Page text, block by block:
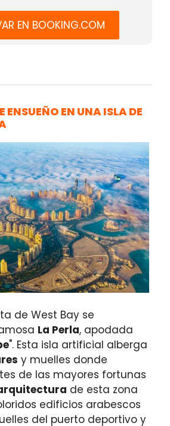
EN BOOKING.COM
ENSUEÑO EN UNA ISLA DE
de West Bay se
La Perla, apodada
". Esta isla artificial alberga
y muelles donde
de las mayores fortunas
de esta zona
edificios arabescos
del puerto deportivo y